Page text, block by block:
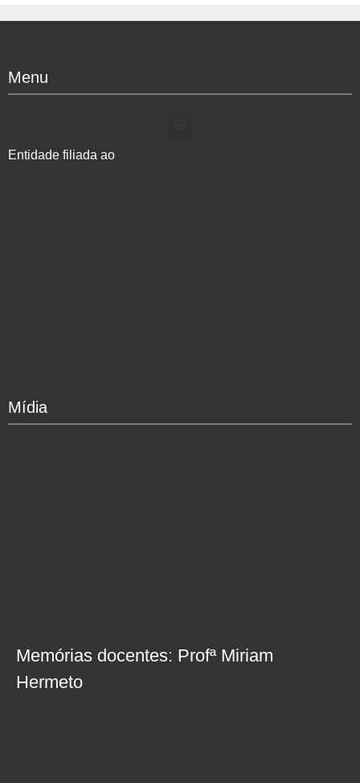
Menu
Entidade filiada ao
Mídia
Memórias docentes: Profª Miriam
Hermeto